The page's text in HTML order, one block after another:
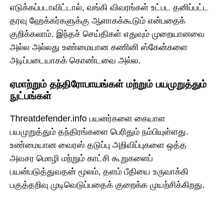
எடுக்கப்படாவிட்டால், வங்கி விவரங்கள் உட்பட தனிப்பட்ட
தரவு ஹேக்கர்களுக்கு ஆளாகக்கூடும் என்பதைக்
குறிக்கலாம். இந்தச் செய்திகள் எதுவும் முறையானவை
அல்ல அல்லது உண்மையான கணினி ஸ்கேன்களை
அடிப்படையாகக் கொண்டவை அல்ல.
ஏமாற்றும் தந்திரோபாயங்கள் மற்றும் பயமுறுத்தும்
நுட்பங்கள்
Threatdefender.info பயனர்களை கையாள
பயமுறுத்தும் தந்திரங்களை பெரிதும் நம்பியுள்ளது.
உண்மையான வைரஸ் தடுப்பு அறிவிப்புகளை ஒத்த
அவசர மொழி மற்றும் காட்சி கூறுகளைப்
பயன்படுத்துவதன் மூலம், தளம் பீதியை உருவாக்கி
பகுத்தறிவு முடிவெடுப்பதைக் குறைக்க முயற்சிக்கிறது.